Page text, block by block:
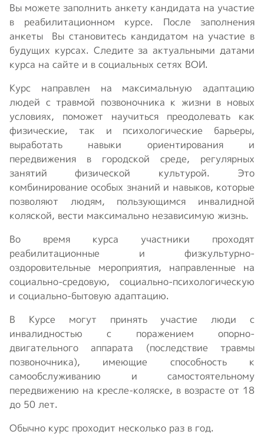
Вы можете заполнить анкету кандидата на участие
в реабилитационном курсе. После заполнения
анкеты Вы становитесь кандидатом на участие в
будущих курсах. Следите за актуальными датами
курса на сайте и в социальных сетях ВОИ.
Курс направлен на максимальную адаптацию
людей с травмой позвоночника к жизни в новых
условиях, поможет научиться преодолевать как
физические, так и психологические барьеры,
выработать навыки ориентирования и
передвижения в городской среде, регулярных
занятий физической культурой. Это
комбинирование особых знаний и навыков, которые
позволяют людям, пользующимся инвалидной
коляской, вести максимально независимую жизнь.
Во время курса участники проходят
реабилитационные и физкультурно-
оздоровительные мероприятия, направленные на
социально-средовую, социально-психологическую
и социально-бытовую адаптацию.
В Курсе могут принять участие люди с
инвалидностью с поражением опорно-
двигательного аппарата (последствие травмы
позвоночника), имеющие способность к
самообслуживанию и самостоятельному
передвижению на кресле-коляске, в возрасте от 18
до 50 лет.
Обычно курс проходит несколько раз в год.